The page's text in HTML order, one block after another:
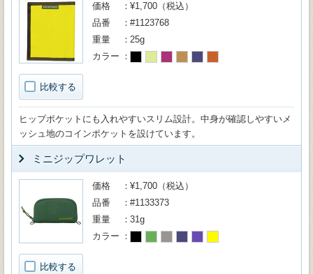
比較する
価格
¥1,700（税込）
品番
#1123768
重量
25g
カラー
ヒップポケットにも入れやすいスリム設計。中身が確認しやすいメ
ッシュ地のコインポケットを設けています。
ミニジップワレット
比較する
価格
¥1,700（税込）
品番
#1133373
重量
31g
カラー